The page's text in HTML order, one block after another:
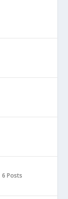
6 Posts